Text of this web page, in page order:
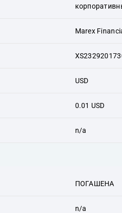
Marex
USD
0.01 USD
n/a
ПОГАШЕНА
n/a